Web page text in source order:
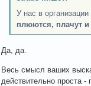
У нас в
плюются, плачут и
Да, да.
Весь смысл ваших
действительно проста